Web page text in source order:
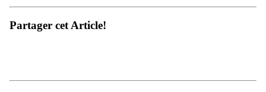
Partager cet Article!